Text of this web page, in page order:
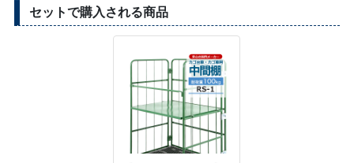
セットで購入される商品